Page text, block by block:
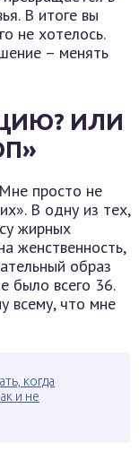
В итоге вы
не хотелось.
– менять
ИЛИ
Мне просто не
В одну из тех,
жирных
женственность,
образ
было всего 36.
всему, что мне
когда
и не